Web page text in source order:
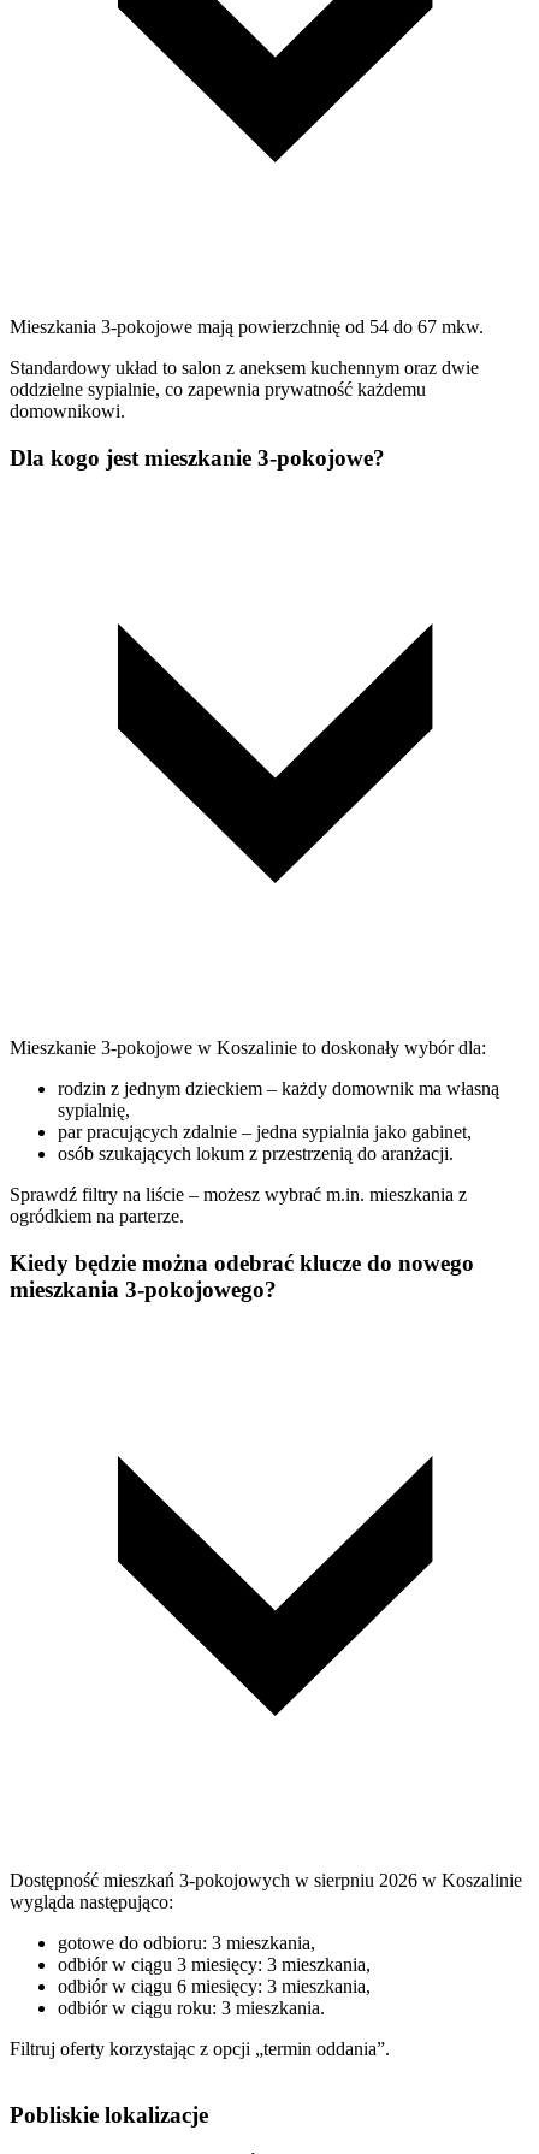
Mieszkania 3-pokojowe mają powierzchnię od 54 do 67 mkw.
Standardowy układ to salon z aneksem kuchennym oraz dwie
oddzielne sypialnie, co zapewnia prywatność każdemu
domownikowi.
Dla kogo jest mieszkanie 3-pokojowe?
Mieszkanie 3-pokojowe w Koszalinie to doskonały wybór dla:
rodzin z jednym dzieckiem – każdy domownik ma własną
sypialnię,
par pracujących zdalnie – jedna sypialnia jako gabinet,
osób szukających lokum z przestrzenią do aranżacji.
Sprawdź filtry na liście – możesz wybrać m.in. mieszkania z
ogródkiem na parterze.
Kiedy będzie można odebrać klucze do nowego
mieszkania 3-pokojowego?
Dostępność mieszkań 3-pokojowych w sierpniu 2026 w Koszalinie
wygląda następująco:
gotowe do odbioru: 3 mieszkania,
odbiór w ciągu 3 miesięcy: 3 mieszkania,
odbiór w ciągu 6 miesięcy: 3 mieszkania,
odbiór w ciągu roku: 3 mieszkania.
Filtruj oferty korzystając z opcji „termin oddania”.
Pobliskie lokalizacje